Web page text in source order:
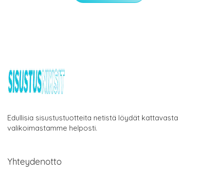
Edullisia sisustustuotteita netistä löydät kattavasta
valikoimastamme helposti.
Yhteydenotto